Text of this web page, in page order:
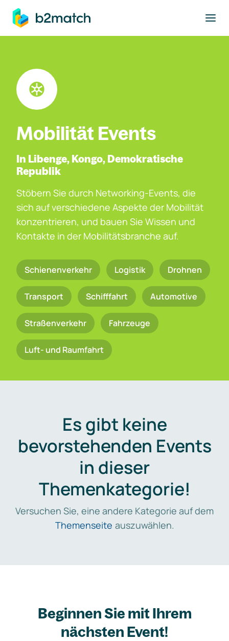
springen
Mobilität Events
In Libenge, Kongo, Demokratische
Republik
Stöbern Sie durch Networking-Events, die
sich auf verschiedene Aspekte der Mobilität
konzentrieren, und bauen Sie Wissen und
Kontakte in der Mobilitätsbranche auf.
Schienenverkehr Logistik Drohnen
Transport Schifffahrt Automotive
Straßenverkehr Fahrzeuge
Luft- und Raumfahrt
Es gibt keine
bevorstehenden Events
in dieser
Themenkategorie!
Versuchen Sie, eine andere Kategorie auf dem
Themenseite auszuwählen.
Beginnen Sie mit Ihrem
nächsten Event!